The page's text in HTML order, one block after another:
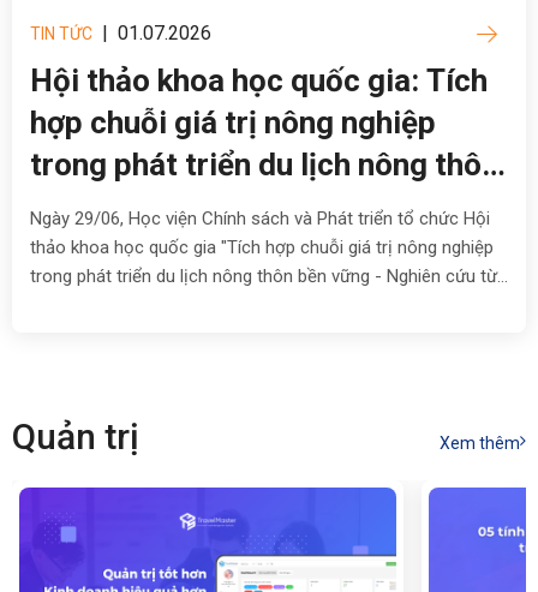
TIN TỨC | 01.07.2026
Hội thảo khoa học quốc gia: Tích
hợp chuỗi giá trị nông nghiệp
trong phát triển du lịch nông thôn
bền vững
Ngày 29/06, Học viện Chính sách và Phát triển tổ chức Hội
thảo khoa học quốc gia "Tích hợp chuỗi giá trị nông nghiệp
trong phát triển du lịch nông thôn bền vững - Nghiên cứu từ
Quản trị Xem thêm